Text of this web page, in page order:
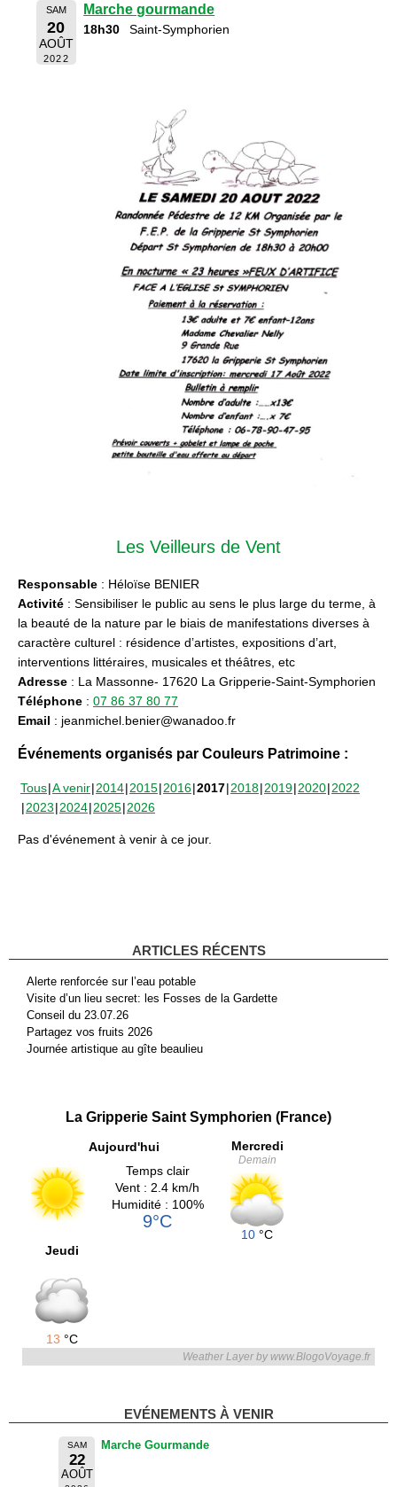
SAM
20
AOÛT
2022
Marche gourmande
18h30 Saint-Symphorien
Les Veilleurs de Vent
Responsable : Héloïse BENIER
Activité : Sensibiliser le public au sens le plus large du terme, à
la beauté de la nature par le biais de manifestations diverses à
caractère culturel : résidence d’artistes, expositions d’art,
interventions littéraires, musicales et théâtres, etc
Adresse : La Massonne- 17620 La Gripperie-Saint-Symphorien
Téléphone : 07 86 37 80 77
Email : jeanmichel.benier@wanadoo.fr
Événements organisés par Couleurs Patrimoine :
Tous A venir 2014 2015 2016 2017 2018 2019 2020 2022
2023 2024 2025 2026
Pas d'événement à venir à ce jour.
ARTICLES RÉCENTS
Alerte renforcée sur l’eau potable
Visite d’un lieu secret: les Fosses de la Gardette
Conseil du 23.07.26
Partagez vos fruits 2026
Journée artistique au gîte beaulieu
La Gripperie Saint Symphorien (France)
Aujourd'hui
Temps clair
Vent : 2.4 km/h
Humidité : 100%
9°C
Mercredi
Demain
10 °C
Jeudi
13 °C
Weather Layer by www.BlogoVoyage.fr
EVÉNEMENTS À VENIR
SAM
22
AOÛT
Marche Gourmande